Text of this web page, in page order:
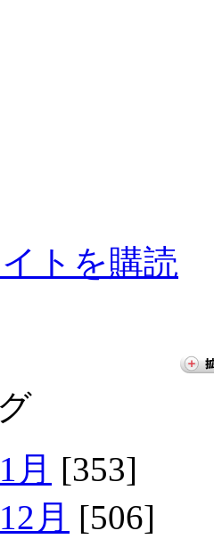
トを購読
月 [353]
月 [506]